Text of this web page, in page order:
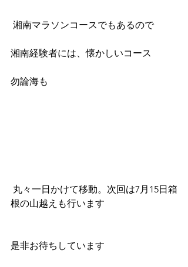
湘南マラソンコースでもあるので
湘南経験者には、懐かしいコース
勿論海も
根の山越えも行います
是非お待ちしています